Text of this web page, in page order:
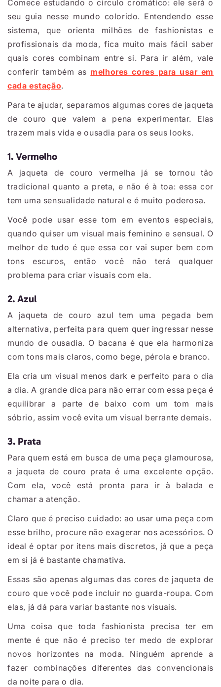
Comece estudando o círculo cromático: ele será o
seu guia nesse mundo colorido. Entendendo esse
sistema, que orienta milhões de fashionistas e
profissionais da moda, fica muito mais fácil saber
quais cores combinam entre si. Para ir além, vale
conferir também as melhores cores para usar em
cada estação.
Para te ajudar, separamos algumas cores de jaqueta
de couro que valem a pena experimentar. Elas
trazem mais vida e ousadia para os seus looks.
1. Vermelho
A jaqueta de couro vermelha já se tornou tão
tradicional quanto a preta, e não é à toa: essa cor
tem uma sensualidade natural e é muito poderosa.
Você pode usar esse tom em eventos especiais,
quando quiser um visual mais feminino e sensual. O
melhor de tudo é que essa cor vai super bem com
tons escuros, então você não terá qualquer
problema para criar visuais com ela.
2. Azul
A jaqueta de couro azul tem uma pegada bem
alternativa, perfeita para quem quer ingressar nesse
mundo de ousadia. O bacana é que ela harmoniza
com tons mais claros, como bege, pérola e branco.
Ela cria um visual menos dark e perfeito para o dia
a dia. A grande dica para não errar com essa peça é
equilibrar a parte de baixo com um tom mais
sóbrio, assim você evita um visual berrante demais.
3. Prata
Para quem está em busca de uma peça glamourosa,
a jaqueta de couro prata é uma excelente opção.
Com ela, você está pronta para ir à balada e
chamar a atenção.
Claro que é preciso cuidado: ao usar uma peça com
esse brilho, procure não exagerar nos acessórios. O
ideal é optar por itens mais discretos, já que a peça
em si já é bastante chamativa.
Essas são apenas algumas das cores de jaqueta de
couro que você pode incluir no guarda-roupa. Com
elas, já dá para variar bastante nos visuais.
Uma coisa que toda fashionista precisa ter em
mente é que não é preciso ter medo de explorar
novos horizontes na moda. Ninguém aprende a
fazer combinações diferentes das convencionais
da noite para o dia.